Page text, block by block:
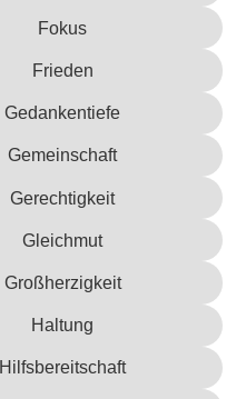
Fokus
Frieden
Gedankentiefe
Gemeinschaft
Gerechtigkeit
Gleichmut
Großherzigkeit
Haltung
Hilfsbereitschaft